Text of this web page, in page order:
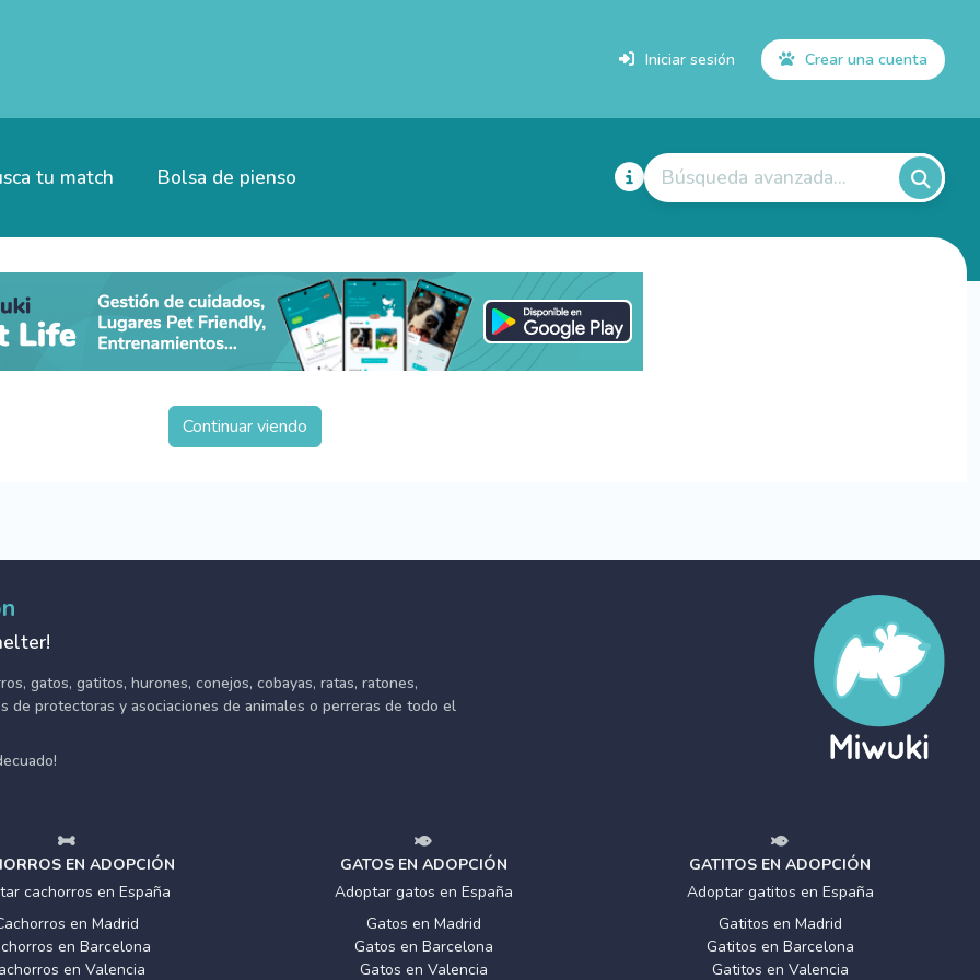
Iniciar sesión Crear una cuenta
tu match Bolsa de pienso Búsqueda avanzada...
Continuar viendo
gatos, gatitos, hurones, conejos, cobayas, ratas, ratones,
de protectoras y asociaciones de animales o perreras de todo el
EN ADOPCIÓN
cachorros en España
en Madrid
en Barcelona
en Valencia
GATOS EN ADOPCIÓN
Adoptar gatos en España
Gatos en Madrid
Gatos en Barcelona
Gatos en Valencia
GATITOS EN ADOPCIÓN
Adoptar gatitos en España
Gatitos en Madrid
Gatitos en Barcelona
Gatitos en Valencia